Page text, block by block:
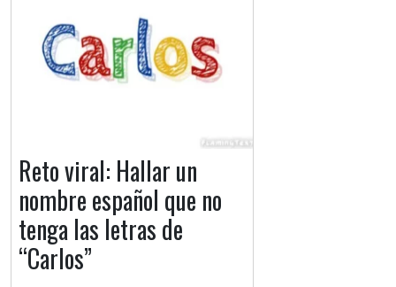
Reto viral: Hallar un
nombre español que no
tenga las letras de
“Carlos”